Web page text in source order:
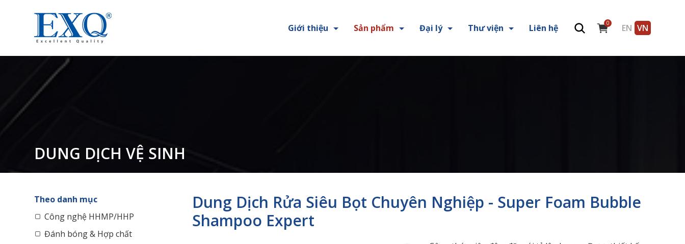
Giới thiệu Sản phẩm Đại lý Thư viện Liên hệ 0 EN VN
DUNG DỊCH VỆ SINH
Theo danh mục
Công nghệ HHMP/HHP
Đánh bóng & Hợp chất
Dung Dịch Rửa Siêu Bọt Chuyên Nghiệp - Super Foam Bubble
Shampoo Expert